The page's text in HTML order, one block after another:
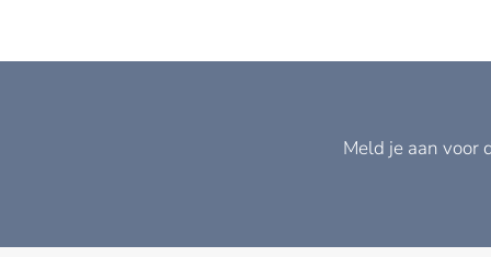
Meld je aan voor